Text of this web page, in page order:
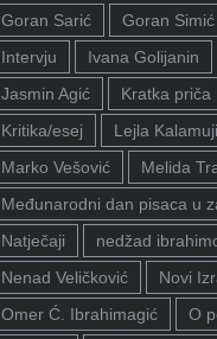
Goran Sarić
Goran Simić
Intervju
Ivana Golijanin
Jasmin Agić
Kratka priča
Kritika/esej
Lejla
Marko Vešović
Melida
Međunarodni dan pisaca u
Natječaji
nedžad
Nenad Veličković
Novi
Omer Ć. Ibrahimagić
O